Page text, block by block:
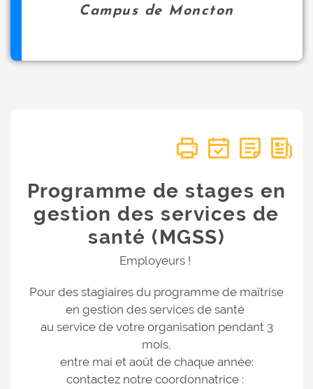
Campus de Moncton
Programme de stages en
gestion des services de
santé (MGSS)
Employeurs !
Pour des stagiaires du programme de maîtrise
en gestion des services de santé
au service de votre organisation pendant 3
mois,
entre mai et août de chaque année:
contactez notre coordonnatrice :